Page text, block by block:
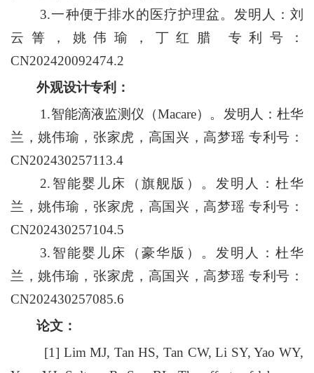
3.一种便于排水的医疗护理盆。发明人：刘
云箐，姚伟瑜，丁红腊 专利号：
CN202420092474.2
外观设计专利：
1.智能滴液监测仪（Macare）。发明人：杜华
兰，姚伟瑜，张家虎，高国兴，高梦瑶 专利号：
CN202430257113.4
2.智能婴儿床（旗舰版）。发明人：杜华
兰，姚伟瑜，张家虎，高国兴，高梦瑶 专利号：
CN202430257104.5
3.智能婴儿床（豪华版）。发明人：杜华
兰，姚伟瑜，张家虎，高国兴，高梦瑶 专利号：
CN202430257085.6
论文：
[1] Lim MJ, Tan HS, Tan CW, Li SY, Yao WY,